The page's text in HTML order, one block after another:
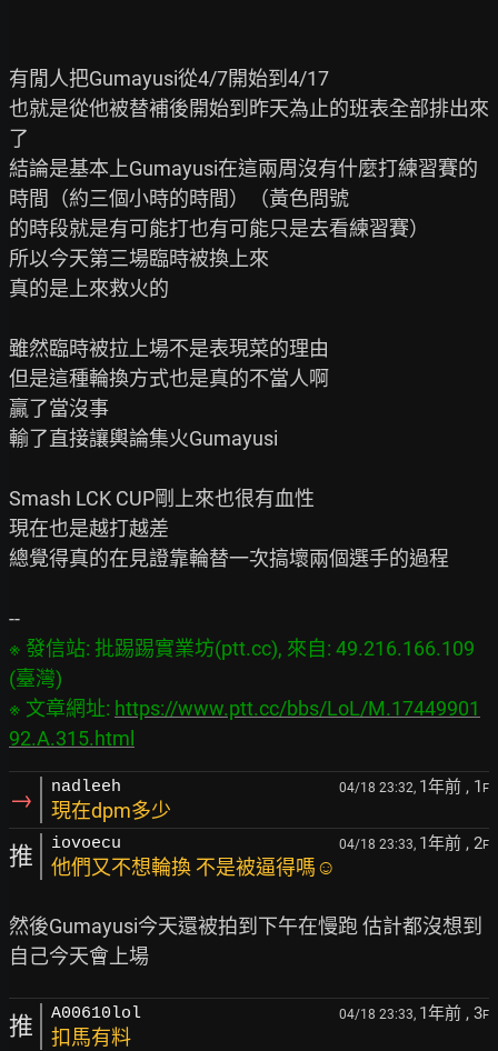
有閒人把Gumayusi從4/7開始到4/17
也就是從他被替補後開始到昨天為止的班表全部排出來
了
結論是基本上Gumayusi在這兩周沒有什麼打練習賽的
時間（約三個小時的時間）（黃色問號
的時段就是有可能打也有可能只是去看練習賽）
所以今天第三場臨時被換上來
真的是上來救火的
雖然臨時被拉上場不是表現菜的理由
但是這種輪換方式也是真的不當人啊
贏了當沒事
輸了直接讓輿論集火Gumayusi
Smash LCK CUP剛上來也很有血性
現在也是越打越差
總覺得真的在見證靠輪替一次搞壞兩個選手的過程
※ 發信站: 批踢踢實業坊(ptt.cc), 來自: 49.216.166.109
(臺灣)
※ 文章網址: https://www.ptt.cc/bbs/LoL/M.17449901
92.A.315.html
→ nadleeh 04/18 23:32, 1年前 , 1 F
現在dpm多少
推 iovoecu 04/18 23:33, 1年前 , 2F
他們又不想輪換 不是被逼得嗎☺
然後Gumayusi今天還被拍到下午在慢跑 估計都沒想到
推 A00610lol 04/18 23:33, 1年前 , 3F
扣馬有料